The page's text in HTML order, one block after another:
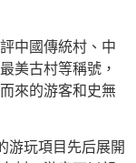
中國傳統村、中
美古村等稱號，
來的游客和史無
游玩項目先后展開